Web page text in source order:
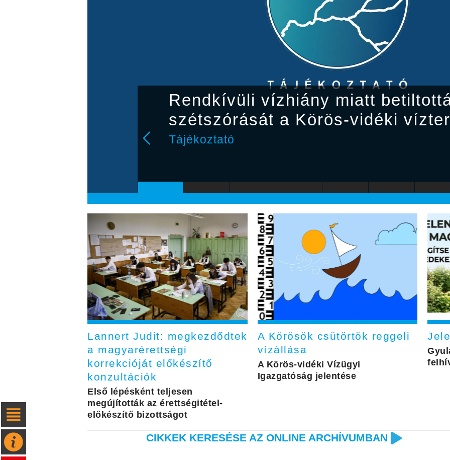
Rendkívüli vízhiány miatt
szétszórását a Körös-vidéki
Tájékoztató
Lannert Judit: megkezdődtek
a magyarérettségi
korrekcióját előkészítő
konzultációk
Első lépésként teljesen
megújították az érettségitétel-
előkészítő bizottságot
A Körösök csütörtök reggeli
vízállása
A Körös-vidéki Vízügyi
Igazgatóság jelentése
CIKKEK KERESÉSE AZ ONLINE ARCHÍVUMBAN